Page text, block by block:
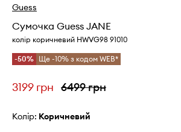
Guess
Сумочка Guess JANE
колір коричневий HWVG98 91010
-50% Ще -10% з кодом WEB*
3199 грн 6499 грн
Колір: коричневий